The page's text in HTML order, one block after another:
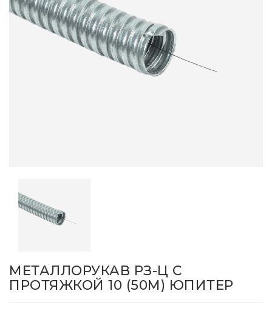
МЕТАЛЛОРУКАВ РЗ-Ц С
ПРОТЯЖКОЙ 10 (50М) ЮПИТЕР